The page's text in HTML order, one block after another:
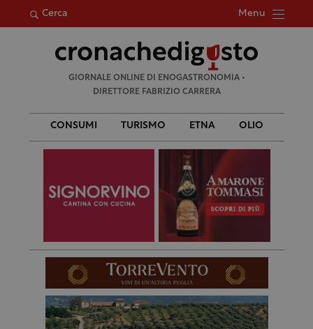
Cerca Menu
per:
GIORNALE ONLINE DI ENOGASTRONOMIA •
DIRETTORE FABRIZIO CARRERA
CONSUMI TURISMO ETNA OLIO